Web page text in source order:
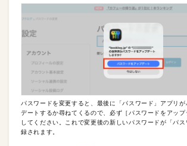
パスワードを変更すると、最後に「パスワード」アプリ
デートするか尋ねてくるので、必ず［パスワードをアップ
してください。これで変更後の新しいパスワードが「パ
録されます。